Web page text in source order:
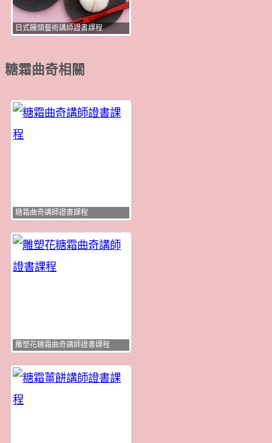
日式饅頭藝術講師證書課程
糖霜曲奇相關
糖霜曲奇講師證書課程
雕塑花糖霜曲奇講師證書課程